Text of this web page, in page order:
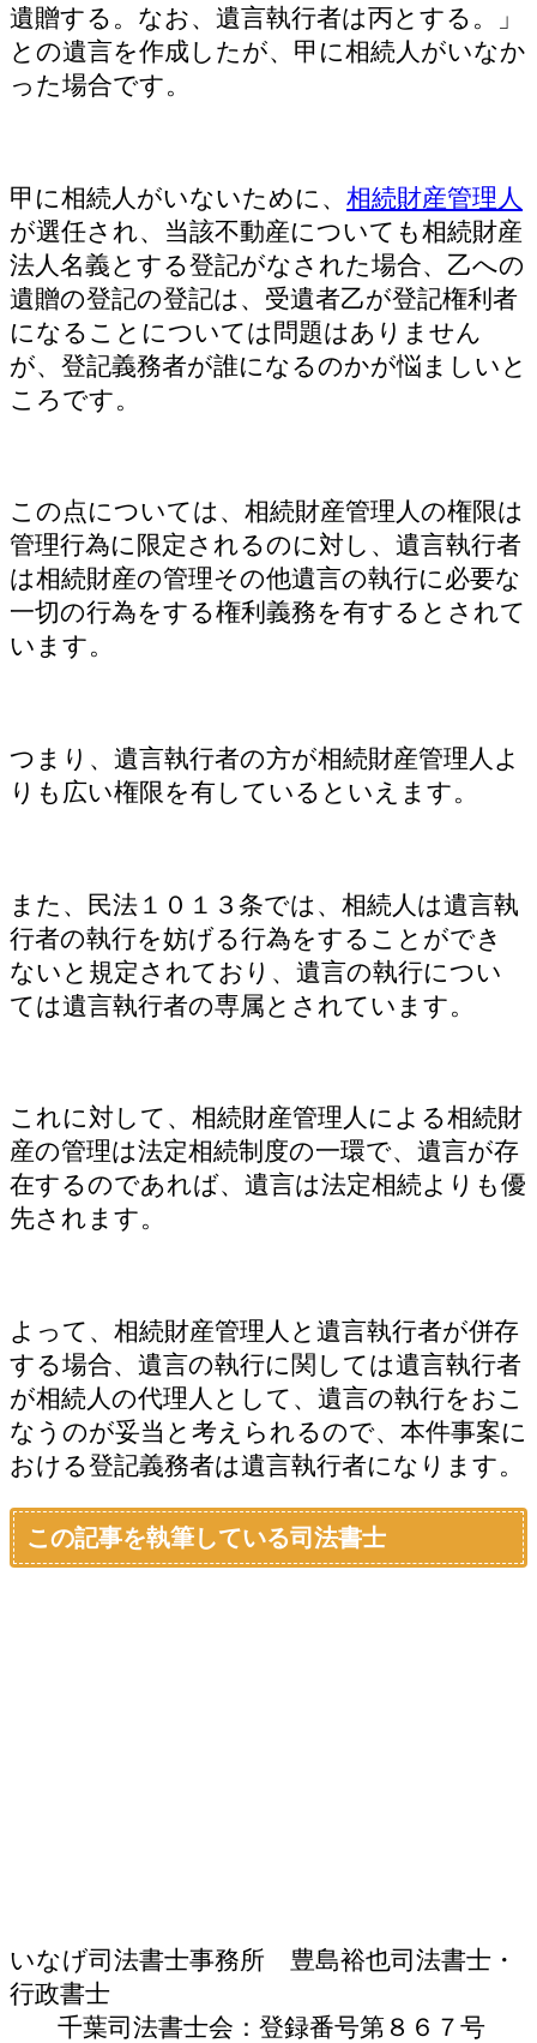
遺贈する。なお、遺言執行者は丙とする。」
との遺言を作成したが、甲に相続人がいなか
った場合です。
甲に相続人がいないために、 相続財産管理人
が選任され、当該不動産についても相続財産
法人名義とする登記がなされた場合、乙への
遺贈の登記の登記は、受遺者乙が登記権利者
になることについては問題はありません
が、登記義務者が誰になるのかが悩ましいと
ころです。
この点については、相続財産管理人の権限は
管理行為に限定されるのに対し、遺言執行者
は相続財産の管理その他遺言の執行に必要な
一切の行為をする権利義務を有するとされて
います。
つまり、遺言執行者の方が相続財産管理人よ
りも広い権限を有しているといえます。
また、民法１０１３条では、相続人は遺言執
行者の執行を妨げる行為をすることができ
ないと規定されており、遺言の執行につい
ては遺言執行者の専属とされています。
これに対して、相続財産管理人による相続財
産の管理は法定相続制度の一環で、遺言が存
在するのであれば、遺言は法定相続よりも優
先されます。
よって、相続財産管理人と遺言執行者が併存
する場合、遺言の執行に関しては遺言執行者
が相続人の代理人として、遺言の執行をおこ
なうのが妥当と考えられるので、本件事案に
おける登記義務者は遺言執行者になります。
この記事を執筆している司法書士
いなげ司法書士事務所 豊島裕也司法書士・
行政書士
千葉司法書士会：登録番号第８６７号